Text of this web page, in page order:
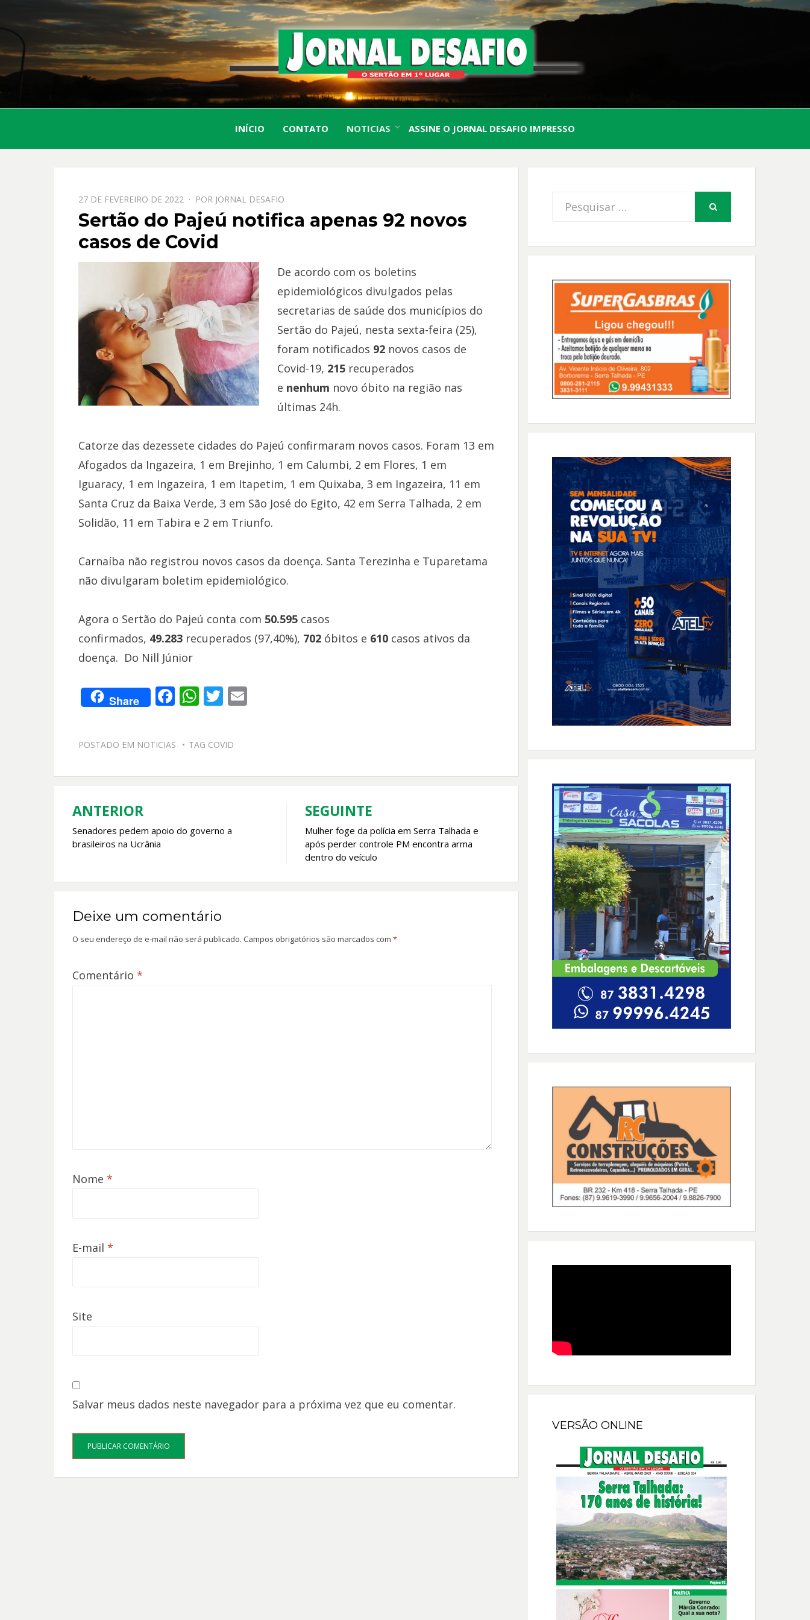
JORNAL
DESAFIO
O Sertão em 1º Lugar
INÍCIO CONTATO NOTICIAS ASSINE O JORNAL DESAFIO IMPRESSO
PPOSTADO
EM
27 DE FEVEREIRO DE 2022 POR JORNAL DESAFIO
Sertão do Pajeú notifica apenas 92 novos
casos de Covid
De acordo com os boletins
epidemiológicos divulgados pelas
secretarias de saúde dos municípios do
Sertão do Pajeú, nesta sexta-feira (25),
foram notificados 92 novos casos de
Covid-19, 215recuperados
e nenhum novo óbito na região nas
últimas 24h.
Catorze das dezessete cidades do Pajeú confirmaram novos casos. Foram 13 em
Afogados da Ingazeira, 1 em Brejinho, 1 em Calumbi, 2 em Flores, 1 em
Iguaracy, 1 em Ingazeira, 1 em Itapetim, 1 em Quixaba, 3 em Ingazeira, 11 em
Santa Cruz da Baixa Verde, 3 em São José do Egito, 42 em Serra Talhada, 2 em
Solidão, 11 em Tabira e 2 em Triunfo.
Carnaíba não registrou novos casos da doença. Santa Terezinha e Tuparetama
não divulgaram boletim epidemiológico.
Agora o Sertão do Pajeú conta com 50.595 casos
confirmados, 49.283 recuperados (97,40%), 702 óbitos e 610 casos ativos da
doença. Do Nill Júnior
Share F
b
o
W
s
A
T
er
E
POSTADO EM NOTICIAS TAG COVID
Navegação
de
ANTERIOR
Senadores pedem apoio do governo a
brasileiros na Ucrânia
SEGUINTE
Mulher foge da polícia em Serra Talhada e
após perder controle PM encontra arma
dentro do veículo
Deixe um comentário
O seu endereço de e-mail não será publicado. Campos obrigatórios são marcados com *
Comentário *
Nome *
E-mail *
Site
Salvar meus dados neste navegador para a próxima vez que eu comentar.
Procurar
VERSÃO ONLINE